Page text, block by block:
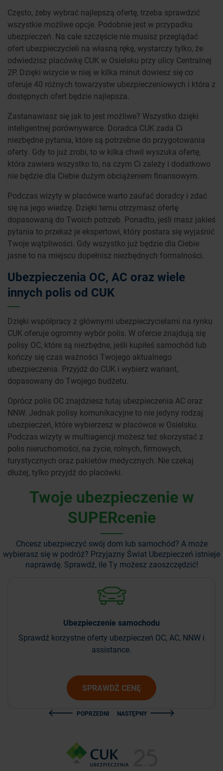
Często, żeby wybrać najlepszą ofertę, trzeba sprawdzić
wszystkie możliwe opcje. Podobnie jest w przypadku
ubezpieczeń. Na całe szczęście nie musisz przeglądać
ofert ubezpieczycieli na własną rękę, wystarczy tylko, że
odwiedzisz placówkę CUK w Osielsku przy ulicy Centralnej
2P. Dzięki wizycie w niej w kilka minut dowiesz się co
oferuje 40 różnych towarzystw ubezpieczeniowych i która z
dostępnych ofert będzie najlepsza.
Zastanawiasz się jak to jest możliwe? Wszystko dzięki
inteligentnej porównywarce. Doradca CUK zada Ci
niezbędne pytania, które są potrzebne do przygotowania
oferty. Gdy to już zrobi, to w kilka chwil wyszuka ofertę,
która zawiera wszystko to, na czym Ci zależy i dodatkowo
nie będzie dla Ciebie dużym obciążeniem finansowym.
Podczas wizyty w placówce warto zaufać doradcy i zdać
się na jego wiedzę. Dzięki temu otrzymasz ofertę
dopasowaną do Twoich potrzeb. Ponadto, jeśli masz jakieś
pytania to przekaż je ekspertowi, który postara się wyjaśnić
Twoje wątpliwości. Gdy wszystko już będzie dla Ciebie
jasne to na miejscu dopełnisz niezbędnych formalności.
Ubezpieczenia OC, AC oraz wiele
innych polis od CUK
Dzięki współpracy z głównymi ubezpieczycielami na rynku
CUK oferuje ogromny wybór polis. W ofercie znajdują się
polisy OC, które są niezbędne, jeśli kupiłeś samochód lub
kończy się czas ważności Twojego aktualnego
ubezpieczenia. Przyjdź do CUK i wybierz wariant,
dopasowany do Twojego budżetu.
Oprócz polis OC znajdziesz tutaj ubezpieczenia AC oraz
NNW. Jednak polisy komunikacyjne to nie jedyny rodzaj
ubezpieczeń, które wybierzesz w placówce w Osielsku.
Podczas wizyty w multiagencji możesz też skorzystać z
polis nieruchomości, na życie, rolnych, firmowych,
turystycznych oraz pakietów medycznych. Nie czekaj
dłużej, tylko przyjdź do placówki.
Twoje ubezpieczenie w
SUPERcenie
Chcesz ubezpieczyć swój dom lub samochód? A może
wybierasz się w podróż? Przyjazny Świat Ubezpieczeń istnieje
naprawdę. Sprawdź, ile Ty możesz zaoszczędzić!
Ubezpieczenie samochodu
Sprawdź korzystne oferty ubezpieczeń OC, AC, NNW i
assistance.
SPRAWDŹ CENĘ
POPRZEDNI NASTĘPNY